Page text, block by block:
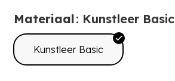
Materiaal: Kunstleer Basic
Kunstleer Basic